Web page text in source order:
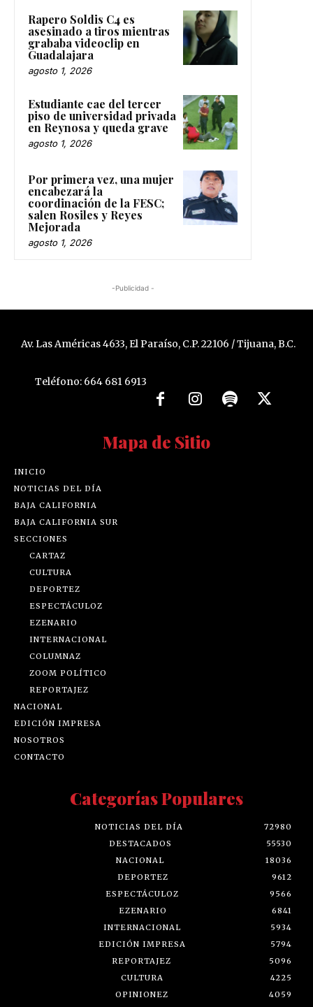
Rapero Soldis C4 es
asesinado a tiros mientras
grababa videoclip en
Guadalajara
agosto 1, 2026
Estudiante cae del tercer
piso de universidad privada
en Reynosa y queda grave
agosto 1, 2026
Por primera vez, una mujer
encabezará la
coordinación de la FESC;
salen Rosiles y Reyes
Mejorada
agosto 1, 2026
-Publicidad -
Av. Las Américas 4633, El Paraíso, C.P. 22106 / Tijuana, B.C.
Teléfono: 664 681 6913
Mapa de Sitio
INICIO
NOTICIAS DEL DÍA
BAJA CALIFORNIA
BAJA CALIFORNIA SUR
SECCIONES
CARTAZ
CULTURA
DEPORTEZ
ESPECTÁCULOZ
EZENARIO
INTERNACIONAL
COLUMNAZ
ZOOM POLÍTICO
REPORTAJEZ
NACIONAL
EDICIÓN IMPRESA
NOSOTROS
CONTACTO
Categorías Populares
NOTICIAS DEL DÍA
72980
DESTACADOS
55530
NACIONAL
18036
DEPORTEZ
9612
ESPECTÁCULOZ
9566
EZENARIO
6841
INTERNACIONAL
5934
EDICIÓN IMPRESA
5794
REPORTAJEZ
5096
CULTURA
4225
OPINIONEZ
4059